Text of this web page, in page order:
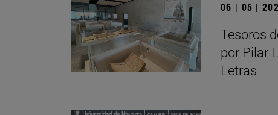
06 | 05 |
Tesoros
por Pilar
Letras